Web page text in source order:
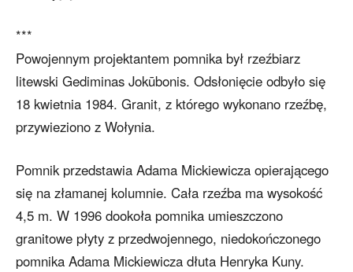
***
Powojennym projektantem pomnika był rzeźbiarz
litewski Gediminas Jokūbonis. Odsłonięcie odbyło się
18 kwietnia 1984. Granit, z którego wykonano rzeźbę,
przywieziono z Wołynia.
Pomnik przedstawia Adama Mickiewicza opierającego
się na złamanej kolumnie. Cała rzeźba ma wysokość
4,5 m. W 1996 dookoła pomnika umieszczono
granitowe płyty z przedwojennego, niedokończonego
pomnika Adama Mickiewicza dłuta Henryka Kuny.